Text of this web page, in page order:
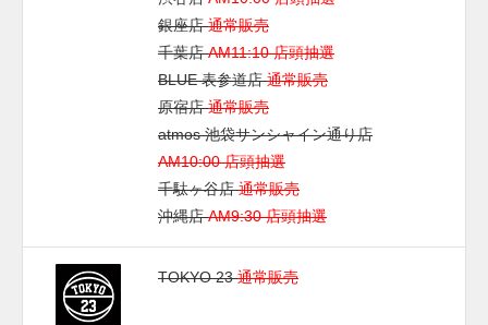
銀座店通常販売
千葉店AM11:10 店頭抽選
BLUE 表参道店通常販売
原宿店通常販売
atmos 池袋サンシャイン通り店
AM10:00 店頭抽選
千駄ヶ谷店通常販売
沖縄店AM9:30 店頭抽選
TOKYO 23通常販売